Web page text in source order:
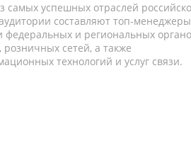
самых успешных отраслей
составляют топ-
и региональных
сетей, а также
технологий и услуг связи.